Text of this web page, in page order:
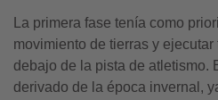
La primera fase tenía como
movimiento de tierras y
debajo de la pista de atletismo.
derivado de la época invernal,